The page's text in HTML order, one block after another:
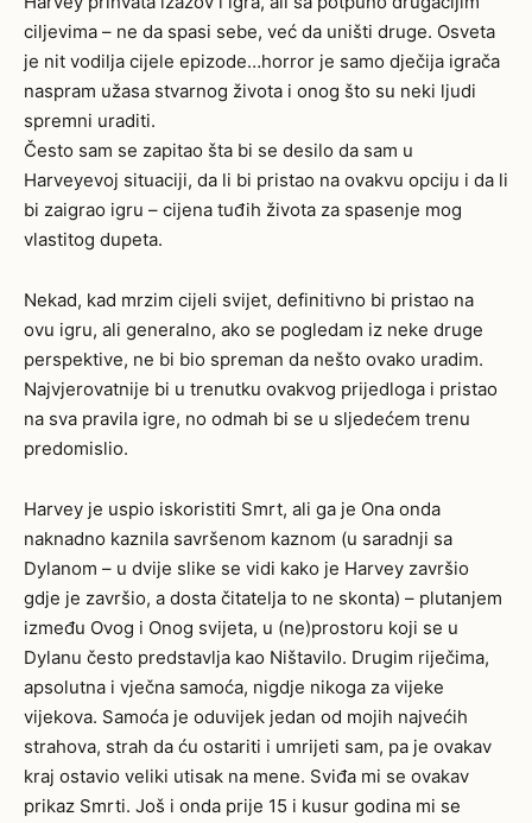
ciljevima – ne da spasi sebe, već da uništi druge. Osveta
je nit vodilja cijele epizode…horror je samo dječija igrača
naspram užasa stvarnog života i onog što su neki ljudi
spremni uraditi.
Često sam se zapitao šta bi se desilo da sam u
Harveyevoj situaciji, da li bi pristao na ovakvu opciju i da li
bi zaigrao igru – cijena tuđih života za spasenje mog
vlastitog dupeta.
Nekad, kad mrzim cijeli svijet, definitivno bi pristao na
ovu igru, ali generalno, ako se pogledam iz neke druge
perspektive, ne bi bio spreman da nešto ovako uradim.
Najvjerovatnije bi u trenutku ovakvog prijedloga i pristao
na sva pravila igre, no odmah bi se u sljedećem trenu
predomislio.
Harvey je uspio iskoristiti Smrt, ali ga je Ona onda
naknadno kaznila savršenom kaznom (u saradnji sa
Dylanom – u dvije slike se vidi kako je Harvey završio
gdje je završio, a dosta čitatelja to ne skonta) – plutanjem
između Ovog i Onog svijeta, u (ne)prostoru koji se u
Dylanu često predstavlja kao Ništavilo. Drugim riječima,
apsolutna i vječna samoća, nigdje nikoga za vijeke
vijekova. Samoća je oduvijek jedan od mojih najvećih
strahova, strah da ću ostariti i umrijeti sam, pa je ovakav
kraj ostavio veliki utisak na mene. Sviđa mi se ovakav
prikaz Smrti. Još i onda prije 15 i kusur godina mi se